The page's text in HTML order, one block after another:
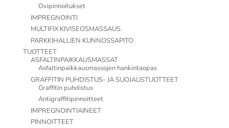
Ovipinnoitukset
IMPREGNOINTI
MULTIFIX KIVISEOSMASSAUS
PARKKIHALLIEN KUNNOSSAPITO
TUOTTEET
ASFALTINPAIKKAUSMASSAT
Asfaltinpaikkausmassojen hankintaopas
GRAFFITIN PUHDISTUS- JA SUOJAUSTUOTTEET
Graffitin puhdistus
Antigraffitipinnoitteet
IMPREGNOINTIAINEET
PINNOITTEET